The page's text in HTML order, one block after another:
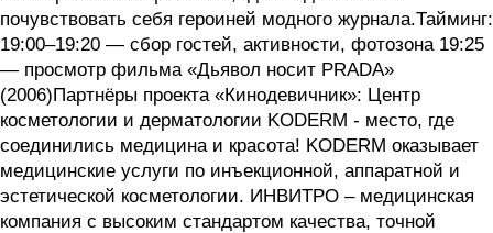
почувствовать себя героиней модного журнала.Тайминг:
19:00–19:20 — сбор гостей, активности, фотозона 19:25
— просмотр фильма «Дьявол носит PRADA»
(2006)Партнёры проекта «Кинодевичник»: Центр
косметологии и дерматологии KODERM - место, где
соединились медицина и красота! KODERM оказывает
медицинские услуги по инъекционной, аппаратной и
эстетической косметологии. ИНВИТРО – медицинская
компания с высоким стандартом качества, точной